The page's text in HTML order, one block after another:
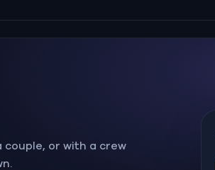
couple, or with a crew